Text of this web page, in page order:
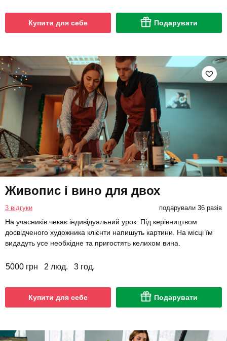
Купити для себе Подарувати
Живопис і вино для двох
3 відгуки подарували 36 разів
На учасників чекає індивідуальний урок. Під керівництвом
досвідченого художника клієнти напишуть картини. На місці їм
видадуть усе необхідне та пригостять келихом вина.
5000 грн 2 люд. 3 год.
Купити для себе Подарувати